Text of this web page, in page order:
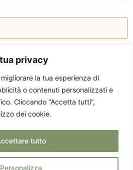
privacy
la tua esperienza di
o contenuti personalizzati e
Cliccando “Accetta tutti”,
dei cookie.
Personalizza
tutto